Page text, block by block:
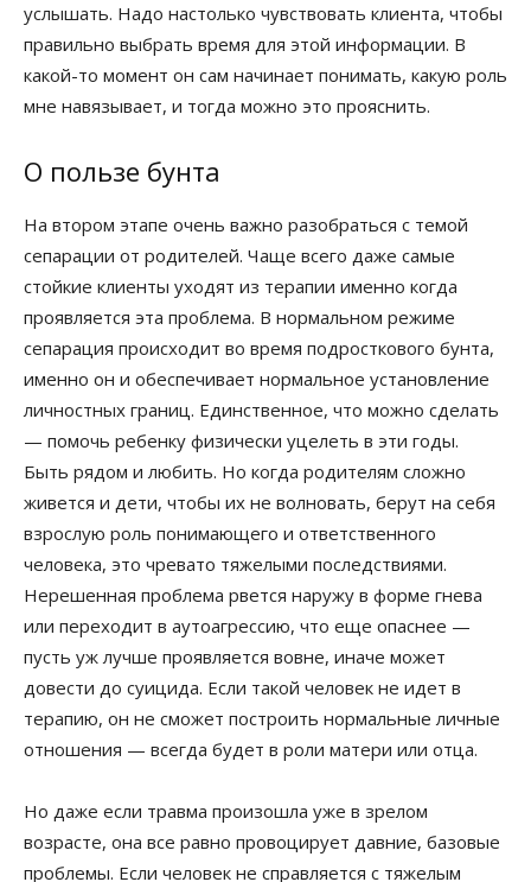
услышать. Надо настолько чувствовать клиента, чтобы
правильно выбрать время для этой информации. В
какой-то момент он сам начинает понимать, какую роль
мне навязывает, и тогда можно это прояснить.
О пользе бунта
На втором этапе очень важно разобраться с темой
сепарации от родителей. Чаще всего даже самые
стойкие клиенты уходят из терапии именно когда
проявляется эта проблема. В нормальном режиме
сепарация происходит во время подросткового бунта,
именно он и обеспечивает нормальное установление
личностных границ. Единственное, что можно сделать
— помочь ребенку физически уцелеть в эти годы.
Быть рядом и любить. Но когда родителям сложно
живется и дети, чтобы их не волновать, берут на себя
взрослую роль понимающего и ответственного
человека, это чревато тяжелыми последствиями.
Нерешенная проблема рвется наружу в форме гнева
или переходит в аутоагрессию, что еще опаснее —
пусть уж лучше проявляется вовне, иначе может
довести до суицида. Если такой человек не идет в
терапию, он не сможет построить нормальные личные
отношения — всегда будет в роли матери или отца.
Но даже если травма произошла уже в зрелом
возрасте, она все равно провоцирует давние, базовые
проблемы. Если человек не справляется с тяжелым